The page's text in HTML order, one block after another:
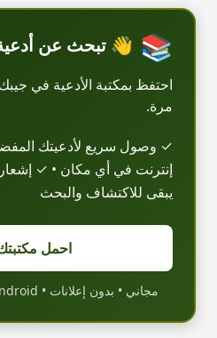
📚
👋 تبحث عن
احتفظ بمكتبة الأدعية في
مرة.
✓ وصول سريع لأدعيتك
إنترنت في أي مكان • ✓ إشعار
يبقى للاكتشاف والبحث
احمل
مجاني • بدون إعلانات • iOS + Android • تقييم 4.7 ⭐